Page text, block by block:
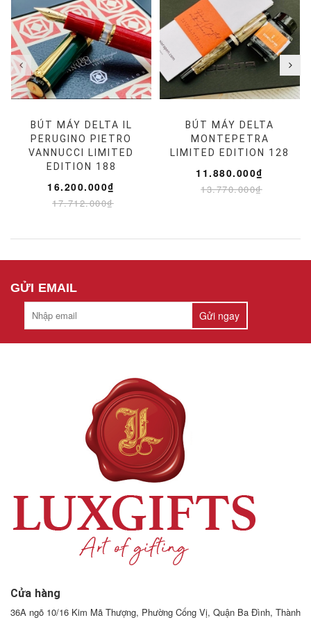
BÚT MÁY DELTA IL
PERUGINO PIETRO
VANNUCCI LIMITED
EDITION 188
16.200.000₫
17.712.000₫
BÚT MÁY DELTA
MONTEPETRA
LIMITED EDITION 128
11.880.000₫
13.770.000₫
GỬI EMAIL
Gửi ngay
Cửa hàng
36A ngõ 10/16 Kim Mã Thượng, Phường Cống Vị, Quận Ba Đình, Thành